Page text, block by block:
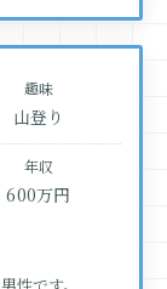
趣味
山登り
年収
600万円
性です。